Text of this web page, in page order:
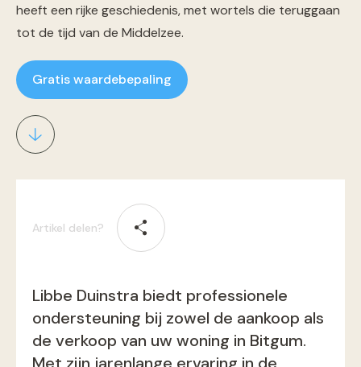
heeft een rijke geschiedenis, met wortels die teruggaan
tot de tijd van de Middelzee​.
Gratis waardebepaling
Artikel delen?
Libbe Duinstra biedt professionele
ondersteuning bij zowel de aankoop als
de verkoop van uw woning in Bitgum.
Met zijn jarenlange ervaring in de